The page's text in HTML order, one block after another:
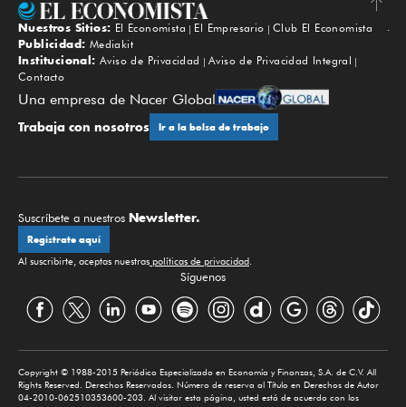
Subir
Nuestros Sitios: El Economista El Empresario
Club El Economista
Publicidad: Mediakit
Institucional: Aviso de Privacidad
Aviso de Privacidad Integral
Contacto
Una empresa de Nacer Global
Trabaja con nosotros Ir a la bolsa de trabajo
Suscríbete a nuestros Newsletter.
Regístrate aquí
Al suscribirte, aceptas nuestras políticas de privacidad.
Síguenos
Copyright © 1988-2015 Periódico Especializado en Economía y Finanzas, S.A. de C.V. All
Rights Reserved. Derechos Reservados. Número de reserva al Título en Derechos de Autor
04-2010-062510353600-203. Al visitar esta página, usted está de acuerdo con los